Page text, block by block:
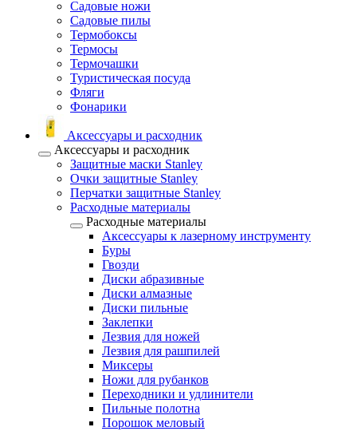
Садовые ножи
Садовые пилы
Термобоксы
Термосы
Термочашки
Туристическая посуда
Фляги
Фонарики
Аксессуары и расходник
Аксессуары и расходник
Защитные маски Stanley
Очки защитные Stanley
Перчатки защитные Stanley
Расходные материалы
Расходные материалы
Аксессуары к лазерному инструменту
Буры
Гвозди
Диски абразивные
Диски алмазные
Диски пильные
Заклепки
Лезвия для ножей
Лезвия для рашпилей
Миксеры
Ножи для рубанков
Переходники и удлинители
Пильные полотна
Порошок меловый